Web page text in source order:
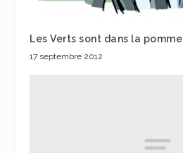
Les Verts sont dans la pomme
17 septembre 2012